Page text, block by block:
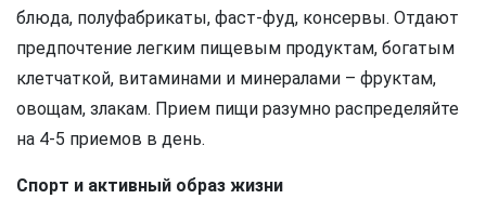
блюда, полуфабрикаты, фаст-фуд, консервы. Отдают
предпочтение легким пищевым продуктам, богатым
клетчаткой, витаминами и минералами – фруктам,
овощам, злакам. Прием пищи разумно распределяйте
на 4-5 приемов в день.
Спорт и активный образ жизни